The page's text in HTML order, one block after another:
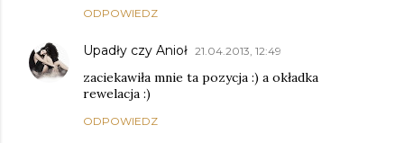
ODPOWIEDZ
Upadły czy Anioł 21.04.2013, 12:49
zaciekawiła mnie ta pozycja :) a okładka
rewelacja :)
ODPOWIEDZ